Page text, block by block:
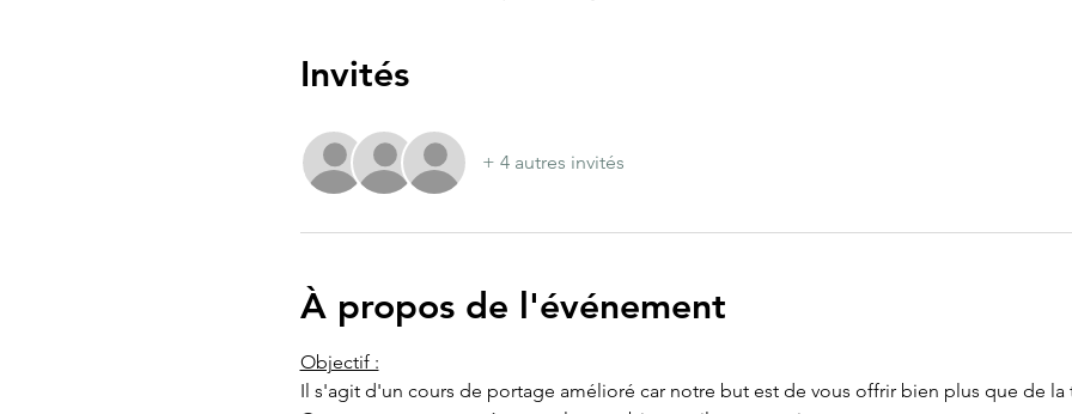
Invités
+ 4 autres invités
À propos de l'événement
Objectif :
Il s'agit d'un cours de portage amélioré car notre but est de vous offrir bien plus que de la